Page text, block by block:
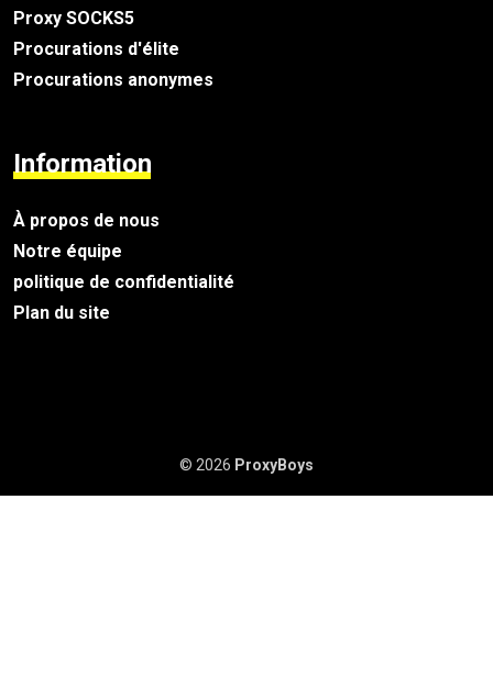
Proxy SOCKS5
Procurations d'élite
Procurations anonymes
Information
À propos de nous
Notre équipe
politique de confidentialité
Plan du site
© 2026 ProxyBoys